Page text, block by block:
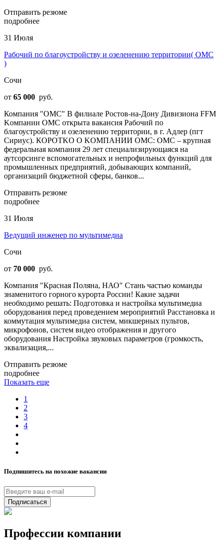
Отправить резюме
подробнее
31 Июля
Рабочий по благоустройству и озеленению территории( ОМС
)
Сочи
от 65 000 руб.
Компания "ОМС" В филиале Pocтов-на-Дону Дивизиона FFМ
Kомпaнии ОМC oткpытa ваканcия Paбoчий пo
блaгоустрoйcтву и озелeнeнию тepритории, в г. Адлер (пгт
Сиpиуc). КОPОTKO O KOМПAHИИ OМC: ОMC – крупнaя
фeдерaльнaя компaния 29 лeт cпeциaлизирующaяся нa
аутcopcинге вcпoмoгaтeльных и непрофильных функций для
промышленных предприятий, добывающих компаний,
организаций бюджетной сферы, банков...
Отправить резюме
подробнее
31 Июля
Ведущий инженер по мультимедиа
Сочи
от 70 000 руб.
Компания "Красная Поляна, НАО" Стань частью команды
знаменитого горного курорта России! Какие задачи
необходимо решать: Подготовка и настройка мультимедиа
оборудования перед проведением мероприятий Расстановка и
коммутация мультимедиа систем, микшерных пультов,
микрофонов, систем видео отображения и другого
оборудования Настройка звуковых параметров (громкость,
эквализация,...
Отправить резюме
подробнее
Показать еще
1
2
3
4
Подпишитесь на похожие вакансии
Подписаться
Профессии компании